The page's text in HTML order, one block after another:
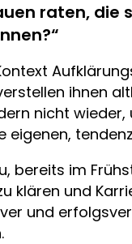
raten, die
ihnen
nicht
eigenen,
bereits im
klären und
und